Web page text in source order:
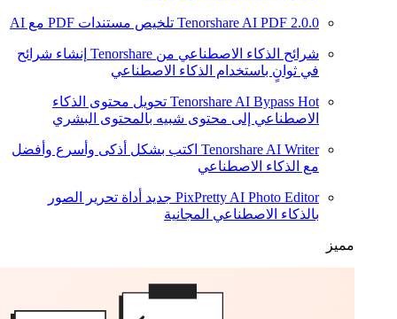
Tenorshare AI PDF 2.0.0 تلخيص مستندات PDF مع AI
شرائح الذكاء الاصطناعي من Tenorshare
إنشاء شرائح
في ثوانٍ باستخدام الذكاء الاصطناعي
Tenorshare AI Bypass Hot
تحويل محتوى الذكاء
الاصطناعي إلى محتوى شبيه بالمحتوى البشري
Tenorshare AI Writer اكتب بشكل أذكى وأسرع وأفضل
مع الذكاء الاصطناعي
PixPretty AI Photo Editor جديد أداة تحرير الصور
بالذكاء الاصطناعي المجانية
مميز